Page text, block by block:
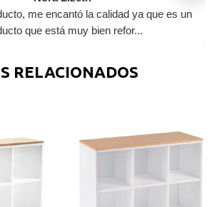
me encantó la calidad ya que es un
que está muy bien refor...
RELACIONADOS